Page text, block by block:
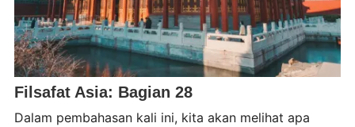
Filsafat Asia: Bagian 28
Dalam pembahasan kali ini, kita akan melihat apa